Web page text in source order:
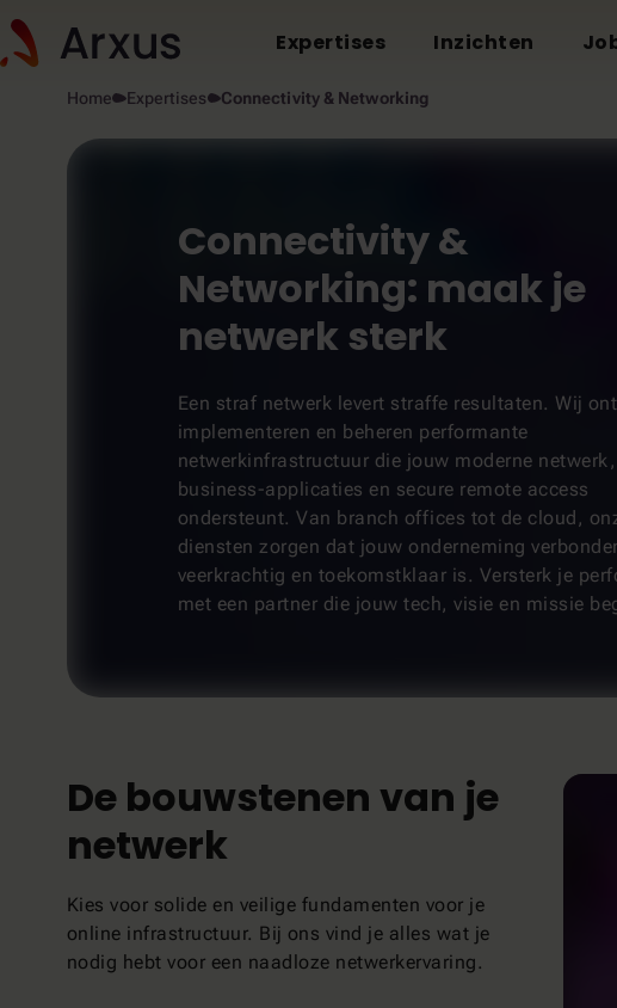
Expertises Inzichten
Home Expertises Connectivity & Networking
Connectivity &
Networking: maak je
netwerk sterk
Een straf netwerk levert straffe resultaten. Wij
implementeren en beheren performante
netwerkinfrastructuur die jouw moderne
business-applicaties en secure remote access
ondersteunt. Van branch offices tot de cloud,
diensten zorgen dat jouw onderneming
veerkrachtig en toekomstklaar is. Versterk je
met een partner die jouw tech, visie en missie
De bouwstenen van je
netwerk
Kies voor solide en veilige fundamenten voor je
online infrastructuur. Bij ons vind je alles wat je
nodig hebt voor een naadloze netwerkervaring.